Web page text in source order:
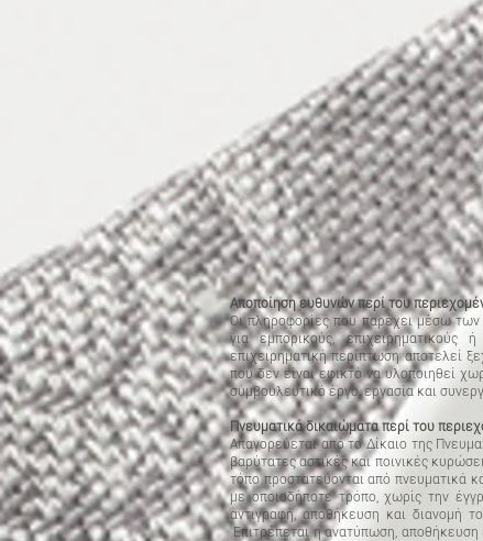
Αποποίηση ευθυνών περί του
Οι πληροφορίες που παρέχει μέσω των
για εμπορικούς,
επιχειρηματική περίπτωση αποτελεί
που δεν είναι εφικτό να υλοποιηθεί
συμβουλευτικό έργο, εργασία και
Πνευματικά δικαιώματα περί του
Απαγορεύεται από το Δίκαιο της
βαρύτατες αστικές και ποινικές
τόπο προστατεύονται από πνευματικά
με οποιοδήποτε τρόπο, χωρίς την
αντιγραφή, αποθήκευση και διανομή
Επιτρέπεται η ανατύπωση, αποθήκευση